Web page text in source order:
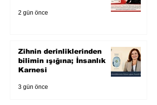
2 gün önce
Zihnin derinliklerinden
bilimin ışığına; İnsanlık
Karnesi
3 gün önce